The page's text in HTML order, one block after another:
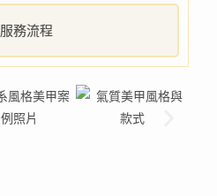
服務流程